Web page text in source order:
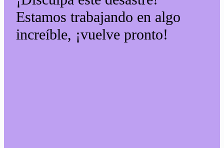
Estamos trabajando en algo
increíble, ¡vuelve pronto!